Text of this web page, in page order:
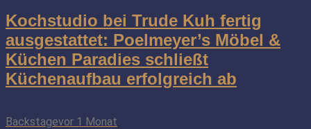
Kochstudio bei Trude Kuh fertig
ausgestattet: Poelmeyer’s Möbel &
Küchen Paradies schließt
Küchenaufbau erfolgreich ab
Backstagevor 1 Monat